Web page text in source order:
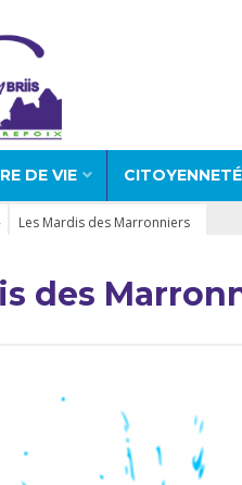
DE VIE CITOYENNETÉ
Les Mardis des Marronniers
des